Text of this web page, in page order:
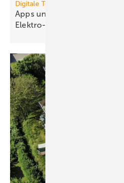
Digitale Tools
Apps und Soft­ware für die
Elek­tro-Branche